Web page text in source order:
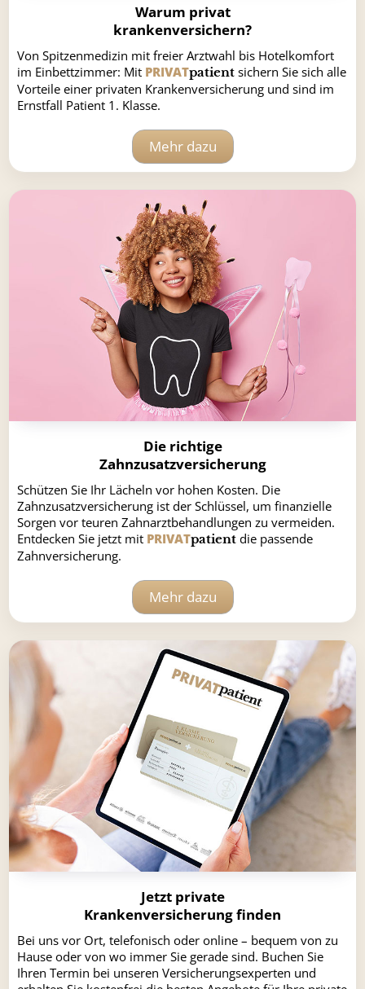
Warum privat
krankenversichern?
Von Spitzenmedizin mit freier Arztwahl bis Hotelkomfort
im Einbettzimmer: Mit PRIVATpatient sichern Sie sich alle
Vorteile einer privaten Krankenversicherung und sind im
Ernstfall Patient 1. Klasse.
Mehr dazu
Die richtige
Zahnzusatzversicherung
Schützen Sie Ihr Lächeln vor hohen Kosten. Die
Zahnzusatzversicherung ist der Schlüssel, um finanzielle
Sorgen vor teuren Zahnarztbehandlungen zu vermeiden.
Entdecken Sie jetzt mit PRIVATpatient die passende
Zahnversicherung.
Mehr dazu
Jetzt private
Krankenversicherung finden
Bei uns vor Ort, telefonisch oder online – bequem von zu
Hause oder von wo immer Sie gerade sind. Buchen Sie
Ihren Termin bei unseren Versicherungsexperten und